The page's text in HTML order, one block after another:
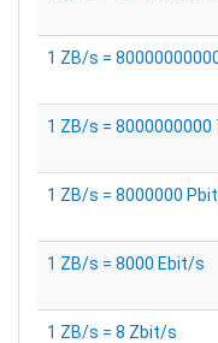
1 ZB/s =
1 ZB/s =
1 ZB/s = 8000000
1 ZB/s = 8000 Ebit/s
1 ZB/s = 8 Zbit/s